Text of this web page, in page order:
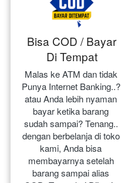
Bisa COD / Bayar
Di Tempat
Malas ke ATM dan tidak
Punya Internet Banking..?
atau Anda lebih nyaman
bayar ketika barang
sudah sampai? Tenang..
dengan berbelanja di toko
kami, Anda bisa
membayarnya setelah
barang sampai alias